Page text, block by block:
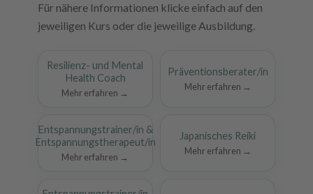
Für nähere Informationen klicke einfach auf den
jeweiligen Kurs oder die jeweilige Ausbildung.
Resilienz- und Mental
Health Coach
Mehr erfahren →
Präventionsberater/in
Mehr erfahren →
Entspannungstrainer/in &
Entspannungstherapeut/in
Mehr erfahren →
Japanisches Reiki
Mehr erfahren →